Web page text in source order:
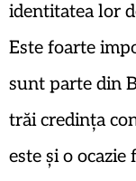
identitatea lor
Este foarte
sunt parte din
trăi credința
este și o